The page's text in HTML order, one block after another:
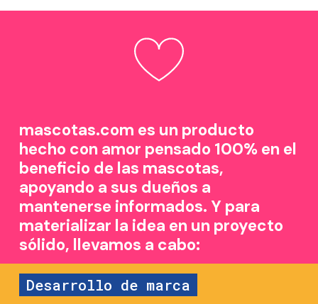
mascotas.com es un producto
hecho con amor pensado 100% en el
beneficio de las mascotas,
apoyando a sus dueños a
mantenerse informados. Y para
materializar la idea en un proyecto
sólido, llevamos a cabo:
Desarrollo de marca